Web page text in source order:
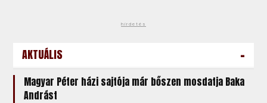
hirdetés
AKTUÁLIS -
Magyar Péter házi sajtója már bőszen mosdatja Baka
Andrást